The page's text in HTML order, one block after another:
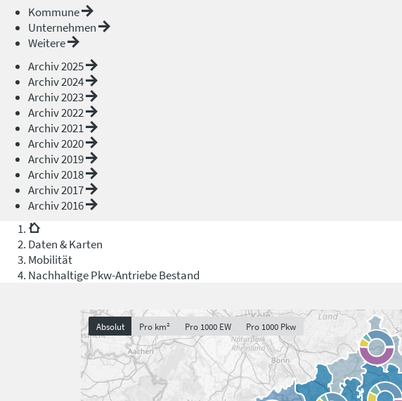
Kommune
Unternehmen
Weitere
Archiv 2025
Archiv 2024
Archiv 2023
Archiv 2022
Archiv 2021
Archiv 2020
Archiv 2019
Archiv 2018
Archiv 2017
Archiv 2016
Daten & Karten
Mobilität
Nachhaltige Pkw-Antriebe Bestand
Absolut Pro km² Pro 1000 EW Pro 1000 Pkw